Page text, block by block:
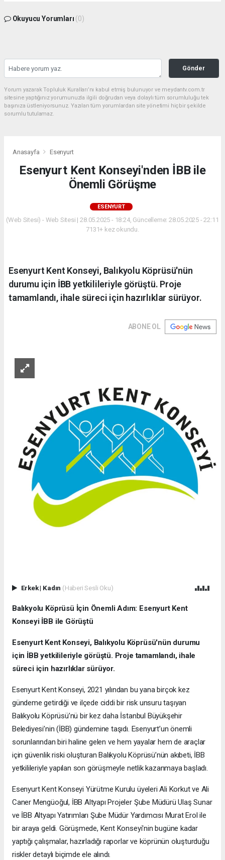
Okuyucu Yorumları (0)
Gönder
Yorum yazarak Topluluk Kuralları’nı kabul etmiş bulunuyor ve meydantv.com.tr
sitesine yaptığınız yorumunuzla ilgili doğrudan veya dolaylı tüm sorumluluğu tek
başınıza üstleniyorsunuz. Yazılan tüm yorumlardan site yönetimi hiçbir şekilde
sorumlu tutulamaz.
Anasayfa Esenyurt
Esenyurt Kent Konseyi'nden İBB ile
Önemli Görüşme
ESENYURT
(Web Sitesi) - Web Sitesi | 28.05.2025 - 18:24, Güncelleme: 28.05.2025 - 22:11
7131+ kez okundu.
Esenyurt Kent Konseyi, Balıkyolu Köprüsü'nün
durumu için İBB yetkilileriyle görüştü. Proje
tamamlandı, ihale süreci için hazırlıklar sürüyor.
ABONE OL
Erkek| Kadın (Haberi Sesli Oku)
Balıkyolu Köprüsü İçin Önemli Adım: Esenyurt Kent
Konseyi İBB ile Görüştü
Esenyurt Kent Konseyi, Balıkyolu Köprüsü'nün durumu
için İBB yetkilileriyle görüştü. Proje tamamlandı, ihale
süreci için hazırlıklar sürüyor.
Esenyurt Kent Konseyi, 2021 yılından bu yana birçok kez
gündeme getirdiği ve ilçede ciddi bir risk unsuru taşıyan
Balıkyolu Köprüsü’nü bir kez daha İstanbul Büyükşehir
Belediyesi’nin (İBB) gündemine taşıdı. Esenyurt’un önemli
sorunlarından biri haline gelen ve hem yayalar hem de araçlar
için güvenlik riski oluşturan Balıkyolu Köprüsü’nün akıbeti, İBB
yetkilileriyle yapılan son görüşmeyle netlik kazanmaya başladı.
Esenyurt Kent Konseyi Yürütme Kurulu üyeleri Ali Korkut ve Ali
Caner Mengüoğul, İBB Altyapı Projeler Şube Müdürü Ulaş Sunar
ve İBB Altyapı Yatırımları Şube Müdür Yardımcısı Murat Erol ile
bir araya geldi. Görüşmede, Kent Konseyi'nin bugüne kadar
yaptığı çalışmalar, hazırladığı raporlar ve köprünün oluşturduğu
riskler detaylı biçimde ele alındı.